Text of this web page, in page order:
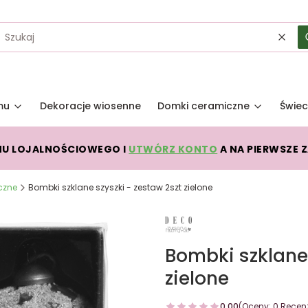
Dekoracje wiosenne Domki ceramiczne
LOJALNOŚCIOWEGO I UTWÓRZ KONTO A NA PIERWSZE
Bombki szklane szyszki - zestaw 2szt zielone
Bombki
zielone